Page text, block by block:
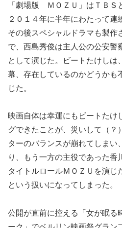
「劇場版 ＭＯＺＵ」はＴＢＳ
２０１４年に半年にわたって連
その後スペシャルドラマも製作
で、西島秀俊は主人公の公安警
として演じた。ビートたけしは
幕、存在しているのかどうかも
じた。
映画自体は幸運にもビートたけ
グできたことが、災いして（？
ターのバランスが崩れてしまい
り、もう一方の主役であった香
タイトルロールＭＯＺＵを演じ
という扱いになってしまった。
公開が直前に控える「女が眠る